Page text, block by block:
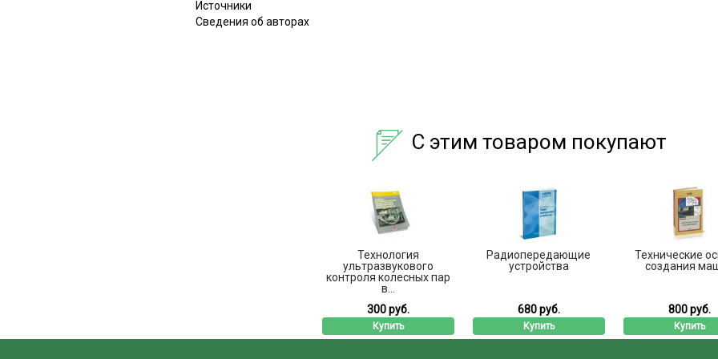
Источники
Сведения об авторах
С этим товаром покупают
Технология
ультразвукового
контроля колесных пар
в...
300 руб.
Купить
Радиопередающие
устройства
680 руб.
Купить
Технические
создания
800 руб.
Купить